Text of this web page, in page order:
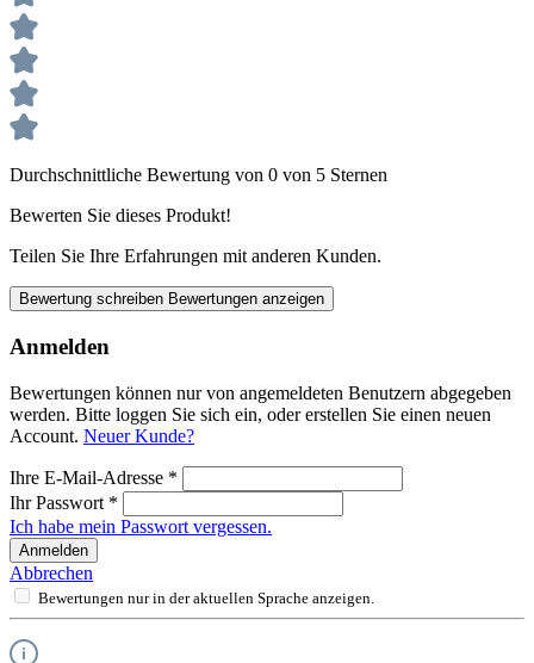
Durchschnittliche Bewertung von 0 von 5 Sternen
Bewerten Sie dieses Produkt!
Teilen Sie Ihre Erfahrungen mit anderen Kunden.
Bewertung schreiben Bewertungen anzeigen
Anmelden
Bewertungen können nur von angemeldeten Benutzern abgegeben
werden. Bitte loggen Sie sich ein, oder erstellen Sie einen neuen
Account. Neuer Kunde?
Ihre E-Mail-Adresse *
Ihr Passwort *
Ich habe mein Passwort vergessen.
Anmelden
Abbrechen
Bewertungen nur in der aktuellen Sprache anzeigen.